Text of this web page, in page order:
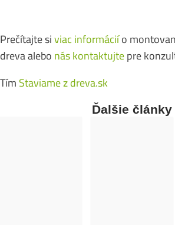
Prečítajte siviac informáciío
dreva alebonás kontaktujtepre
TímStaviame z dreva.sk
Ďalšie články